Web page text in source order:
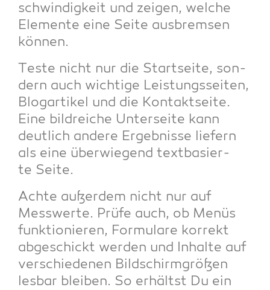
schwin­dig­keit und zei­gen, wel­che
Ele­men­te eine Sei­te aus­brem­sen
können.
Tes­te nicht nur die Start­sei­te, son­
dern auch wich­ti­ge Leis­tungs­sei­ten,
Blog­ar­ti­kel und die Kon­takt­sei­te.
Eine bild­rei­che Unter­sei­te kann
deut­lich ande­re Ergeb­nis­se lie­fern
als eine über­wie­gend text­ba­sier­
te Seite.
Ach­te außer­dem nicht nur auf
Mess­wer­te. Prü­fe auch, ob Menüs
funk­tio­nie­ren, For­mu­la­re kor­rekt
abge­schickt wer­den und Inhal­te auf
ver­schie­de­nen Bild­schirm­grö­ßen
les­bar blei­ben. So erhältst Du ein